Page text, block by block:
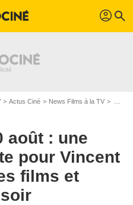
profil search
Actus Ciné News Films à la TV
août : une
pour Vincent
films et